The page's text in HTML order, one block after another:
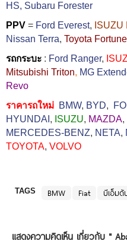
HS, Subaru Forester
PPV = Ford Everest, ISUZU
Nissan Terra, Toyota
รถกระบะ : Ford Ranger,
Mitsubishi Triton, MG
Revo
ราคารถใหม่ BMW, BYD,
HYUNDAI , ISUZU, MAZDA,
MERCEDES-BENZ, NETA,
TOYOTA, VOLVO
TAGS BMW Fiat บีเอ็มดั
แสดงความคิดเห็น เกี่ยวกับ "